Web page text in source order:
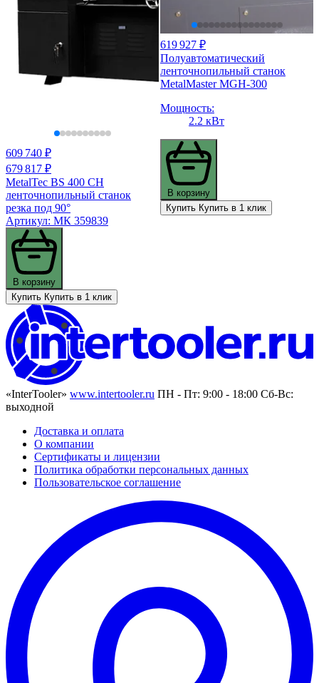
609 740 ₽
679 817 ₽
MetalTec BS 400 CH
ленточнопильный станок
резка под 90°
Артикул: МК 359839
В корзину
Купить Купить в 1 клик
619 927 ₽
Полуавтоматический
ленточнопильный станок
MetalMaster MGH-300
Мощность:
2.2 кВт
В корзину
Купить Купить в 1 клик
«InterTooler» www.intertooler.ru ПН - Пт: 9:00 - 18:00 Сб-Вс:
выходной
Доставка и оплата
О компании
Сертификаты и лицензии
Политика обработки персональных данных
Пользовательское соглашение